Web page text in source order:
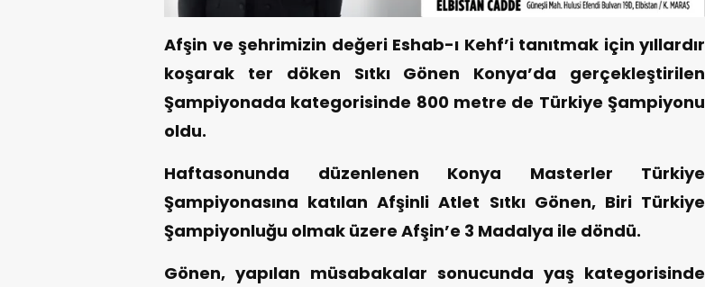
Afşin ve şehrimizin değeri Eshab-ı Kehf’i tanıtmak için yıllardır
koşarak ter döken Sıtkı Gönen Konya’da gerçekleştirilen
Şampiyonada kategorisinde 800 metre de Türkiye Şampiyonu
oldu.
Haftasonunda düzenlenen Konya Masterler Türkiye
Şampiyonasına katılan Afşinli Atlet Sıtkı Gönen, Biri Türkiye
Şampiyonluğu olmak üzere Afşin’e 3 Madalya ile döndü.
Gönen, yapılan müsabakalar sonucunda yaş kategorisinde